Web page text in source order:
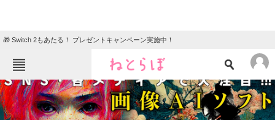
🎁 Switch 2もあたる！ プレゼントキャンペーン実施中！
ねとらぼメニュー
TOP ニュース